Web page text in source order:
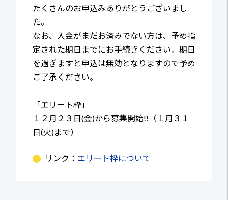
たくさんのお申込みありがとうございまし
た。
なお、入金がまだお済みでない方は、予め指
定された期日までにお手続きください。期日
を過ぎますと申込は無効となりますので予め
ご了承ください。
「エリート枠」
１２月２３日(金)から募集開始!!（１月３１
日(火)まで）
リンク： エリート枠について